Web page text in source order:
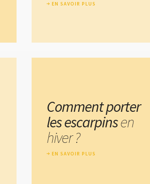
EN SAVOIR PLUS
Comment porter
les escarpinsen
hiver ?
EN SAVOIR PLUS